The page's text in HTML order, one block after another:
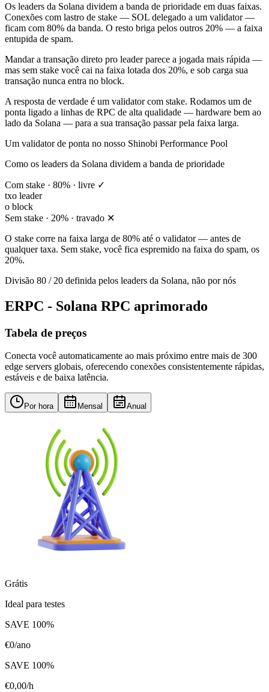
Os leaders da Solana dividem a banda de prioridade em duas faixas.
Conexões com lastro de stake — SOL delegado a um validator —
ficam com 80% da banda. O resto briga pelos outros 20% — a faixa
entupida de spam.
Mandar a transação direto pro leader parece a jogada mais rápida —
mas sem stake você cai na faixa lotada dos 20%, e sob carga sua
transação nunca entra no block.
A resposta de verdade é um validator com stake. Rodamos um de
ponta ligado a linhas de RPC de alta qualidade — hardware bem ao
lado da Solana — para a sua transação passar pela faixa larga.
Um validator de ponta no nosso Shinobi Performance Pool
Como os leaders da Solana dividem a banda de prioridade
Com stake · 80% · livre ✓
txo leader
o block
Sem stake · 20% · travado ✕
O stake corre na faixa larga de 80% até o validator — antes de
qualquer taxa. Sem stake, você fica espremido na faixa do spam, os
20%.
Divisão 80 / 20 definida pelos leaders da Solana, não por nós
ERPC - Solana RPC aprimorado
Tabela de preços
Conecta você automaticamente ao mais próximo entre mais de 300
edge servers globais, oferecendo conexões consistentemente rápidas,
estáveis e de baixa latência.
Por hora Mensal Anual
Grátis
Ideal para testes
SAVE 100%
€0/ano
SAVE 100%
€0,00/h